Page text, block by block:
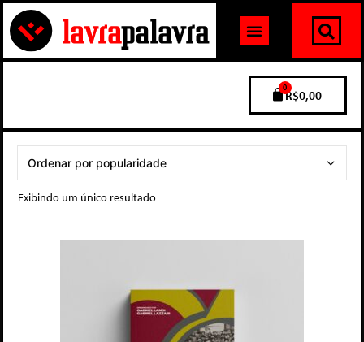
R$0,00
0
Exibindo um único resultado